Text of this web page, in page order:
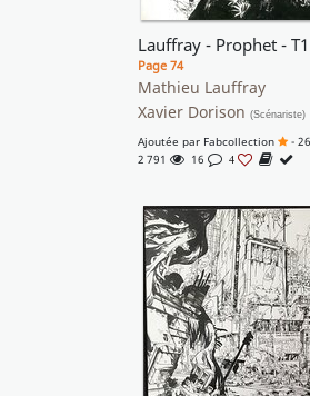
Lauffray - Prophet - T1
Page 74
Mathieu Lauffray
Xavier Dorison (Scénariste)
Ajoutée par Fabcollection
-
2 791
16 4